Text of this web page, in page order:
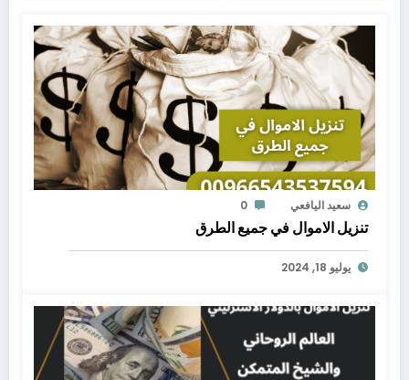
سعيد اليافعي 0
تنزيل الاموال في جميع الطرق
يوليو 18, 2024